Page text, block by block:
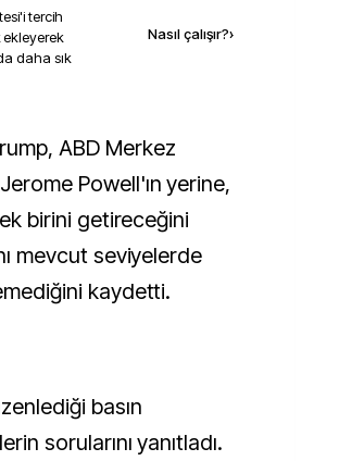
'i tercih
daha sık
Nasıl çalışır?›
Powell'ın yerine,
birini getireceğini
mevcut seviyelerde
kaydetti.
basın
sorularını yanıtladı.